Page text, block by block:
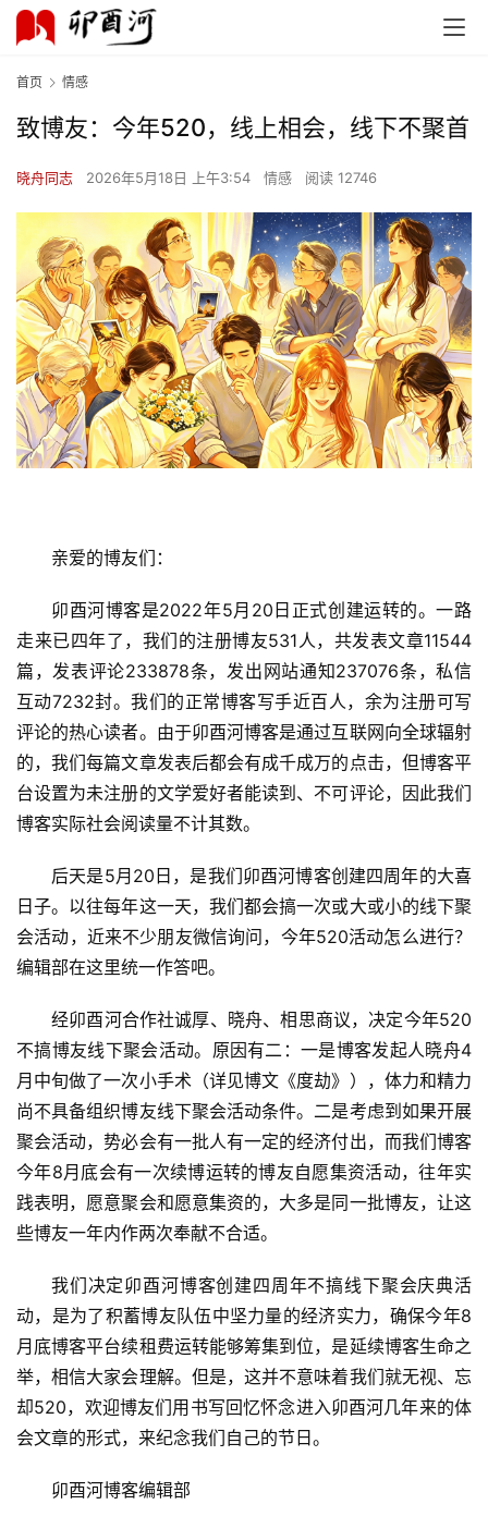
首页 情感
致博友：今年520，线上相会，线下不聚首
晓舟同志 2026年5月18日 上午3:54 情感 阅读 12746
亲爱的博友们：
卯酉河博客是2022年5月20日正式创建运转的。一路
走来已四年了，我们的注册博友531人，共发表文章11544
篇，发表评论233878条，发出网站通知237076条，私信
互动7232封。我们的正常博客写手近百人，余为注册可写
评论的热心读者。由于卯酉河博客是通过互联网向全球辐射
的，我们每篇文章发表后都会有成千成万的点击，但博客平
台设置为未注册的文学爱好者能读到、不可评论，因此我们
博客实际社会阅读量不计其数。
后天是5月20日，是我们卯酉河博客创建四周年的大喜
日子。以往每年这一天，我们都会搞一次或大或小的线下聚
会活动，近来不少朋友微信询问，今年520活动怎么进行？
编辑部在这里统一作答吧。
经卯酉河合作社诚厚、晓舟、相思商议，决定今年520
不搞博友线下聚会活动。原因有二：一是博客发起人晓舟4
月中旬做了一次小手术（详见博文《度劫》），体力和精力
尚不具备组织博友线下聚会活动条件。二是考虑到如果开展
聚会活动，势必会有一批人有一定的经济付出，而我们博客
今年8月底会有一次续博运转的博友自愿集资活动，往年实
践表明，愿意聚会和愿意集资的，大多是同一批博友，让这
些博友一年内作两次奉献不合适。
我们决定卯酉河博客创建四周年不搞线下聚会庆典活
动，是为了积蓄博友队伍中坚力量的经济实力，确保今年8
月底博客平台续租费运转能够筹集到位，是延续博客生命之
举，相信大家会理解。但是，这并不意味着我们就无视、忘
却520，欢迎博友们用书写回忆怀念进入卯酉河几年来的体
会文章的形式，来纪念我们自己的节日。
卯酉河博客编辑部